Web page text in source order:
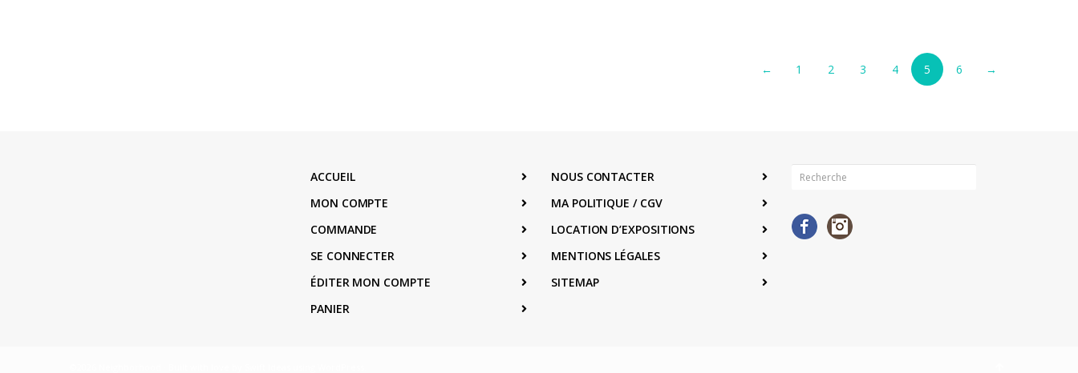
← 1 2 3 4 5 6 →
ACCUEIL
MON COMPTE
COMMANDE
SE CONNECTER
ÉDITER MON COMPTE
PANIER
NOUS CONTACTER
MA POLITIQUE / CGV
LOCATION D’EXPOSITIONS
MENTIONS LÉGALES
SITEMAP
Facebook